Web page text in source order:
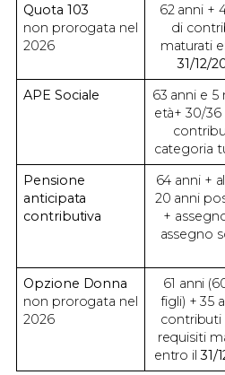
Quota 103
non prorogata nel
2026
62 anni +
di
maturati
31/12/
APE Sociale
63 anni e 5
età+ 30/36
categoria
Pensione
anticipata
contributiva
64 anni +
20 anni
+
assegno
Opzione Donna
non prorogata nel
2026
61 anni
figli) + 35
contributi
requisiti
entro il31/